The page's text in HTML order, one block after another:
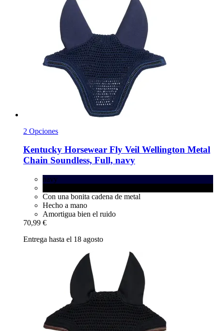
2 Opciones
Kentucky Horsewear Fly Veil Wellington Metal
Chain Soundless, Full, navy
navy
Con una bonita cadena de metal
Hecho a mano
Amortigua bien el ruido
70,99 €
Entrega hasta el 18 agosto